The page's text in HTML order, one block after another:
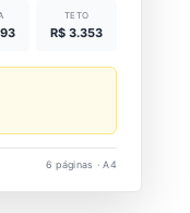
TETO
R$ 3.353
6 páginas · A4